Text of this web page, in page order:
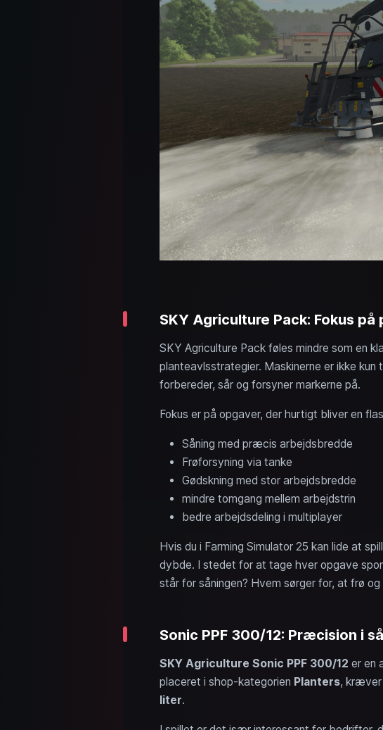
SKY Agriculture Pack: Fokus
SKY Agriculture Pack føles mindre som en
planteavlsstrategier. Maskinerne er ikke
forbereder, sår og forsyner markerne på.
Fokus er på opgaver, der hurtigt bliver en
Såning med præcis arbejdsbredde
Frøforsyning via tanke
Gødskning med stor arbejdsbredde
mindre tomgang mellem arbejdstrin
bedre arbejdsdeling i multiplayer
Hvis du i Farming Simulator 25 kan lide at
dybde. I stedet for at tage hver opgave
står for såningen? Hvem sørger for, at frø og
Sonic PPF 300/12: Præcision i
SKY Agriculture Sonic PPF 300/12 er en
placeret i shop-kategorien Planters, kræver
liter.